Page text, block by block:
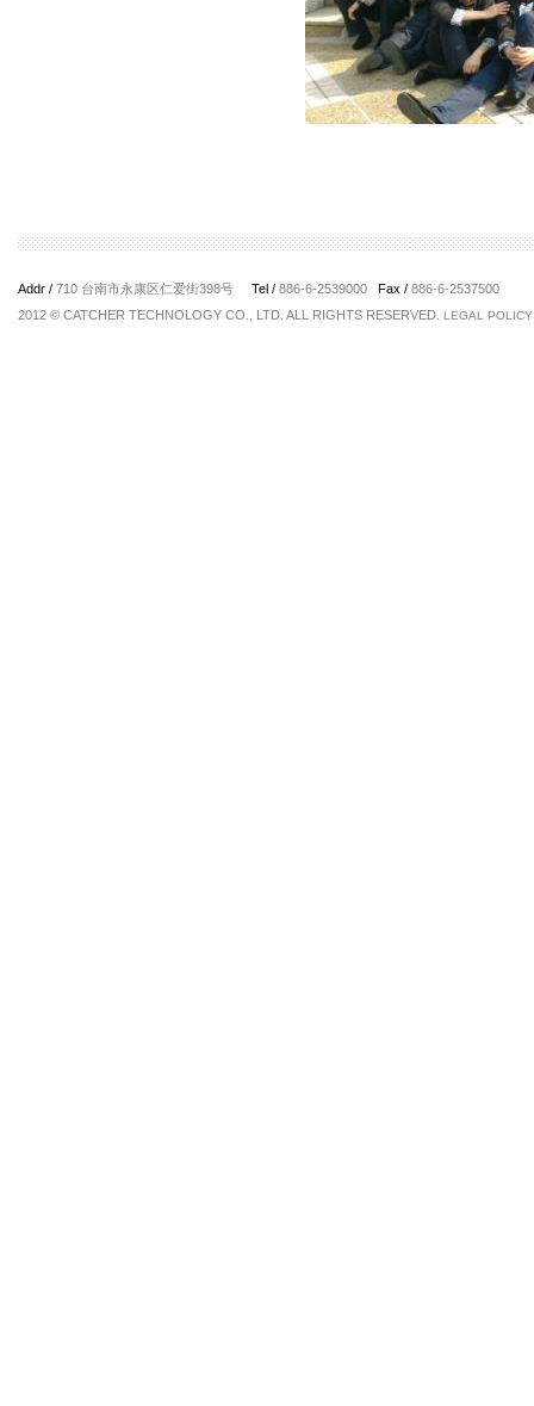
Addr / 710 台南市永康区仁爱街398号 Tel / 886-6-2539000 Fax / 886-6-2537500
2012 © CATCHER TECHNOLOGY CO., LTD. ALL RIGHTS RESERVED.
LEGAL POLICY